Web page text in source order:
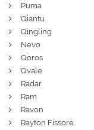
Puma
Qiantu
Qingling
Nevo
Qoros
Qvale
Radar
Ram
Ravon
Rayton Fissore